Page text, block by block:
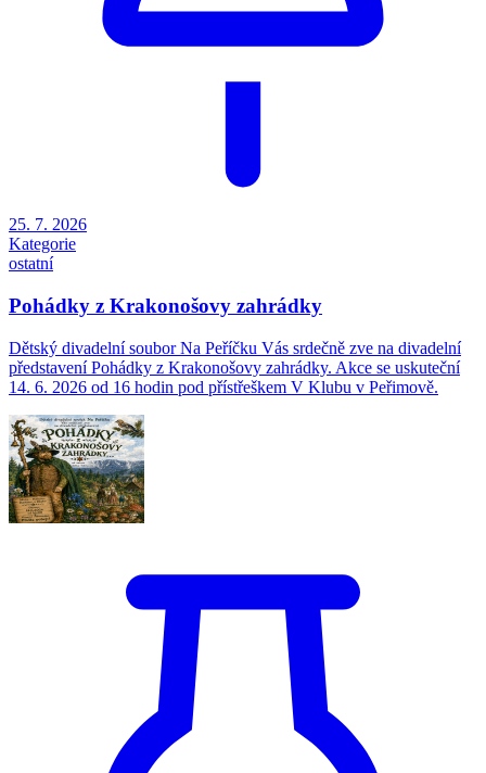
25. 7. 2026
Kategorie
ostatní
Pohádky z Krakonošovy zahrádky
Dětský divadelní soubor Na Peříčku Vás srdečně zve na divadelní
představení Pohádky z Krakonošovy zahrádky. Akce se uskuteční
14. 6. 2026 od 16 hodin pod přístřeškem V Klubu v Peřimově.